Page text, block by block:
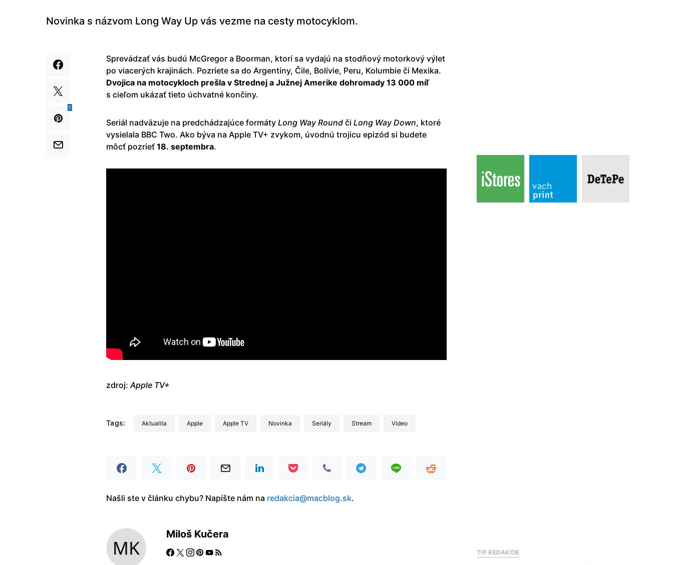
Novinka s názvom Long Way Up vás vezme na cesty motocyklom.
1
Sprevádzať vás budú McGregor a Boorman, ktorí sa vydajú na stodňový motorkový výlet
po viacerých krajinách. Pozriete sa do Argentíny, Čile, Bolívie, Peru, Kolumbie či Mexika.
Dvojica na motocykloch prešla v Strednej a Južnej Amerike dohromady 13 000 míľ
s cieľom ukázať tieto úchvatné končiny.
Seriál nadväzuje na predchádzajúce formáty Long Way Round či Long Way Down, ktoré
vysielala BBC Two. Ako býva na Apple TV+ zvykom, úvodnú trojicu epizód si budete
môcť pozrieť 18. septembra.
zdroj:Apple TV+
Tags: aktualita Apple Apple TV Novinka seriály stream video
Našli ste v článku chybu? Napíšte nám na redakcia@macblog.sk.
Miloš Kučera
TIP REDAKCIE